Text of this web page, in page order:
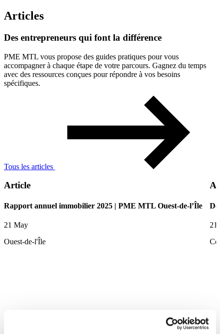
Articles
Des entrepreneurs qui font la différence
PME MTL vous propose des guides pratiques pour vous
accompagner à chaque étape de votre parcours. Gagnez du temps
avec des ressources conçues pour répondre à vos besoins
spécifiques.
Tous les articles
Article
Rapport annuel immobilier 2025 | PME MTL Ouest-de-l’Île
21 May
Ouest-de-l'Île
21